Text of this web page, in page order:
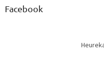
Facebook